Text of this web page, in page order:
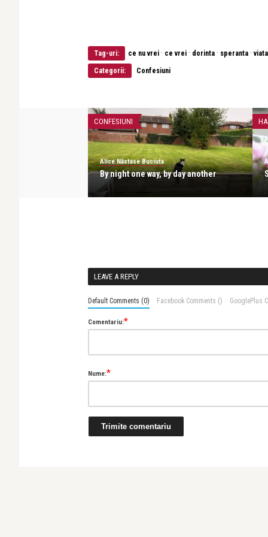
Tag-uri: ce nu vrei · ce vrei · dorinta · speranta ·viata
Categorii: Confesiuni
CONFESIUNI
Alice Năstase Buciuta
By night one way, by day another
LEAVE A REPLY
Default Comments (0) Facebook Comments () GooglePlus
Comentariu:*
Nume:*